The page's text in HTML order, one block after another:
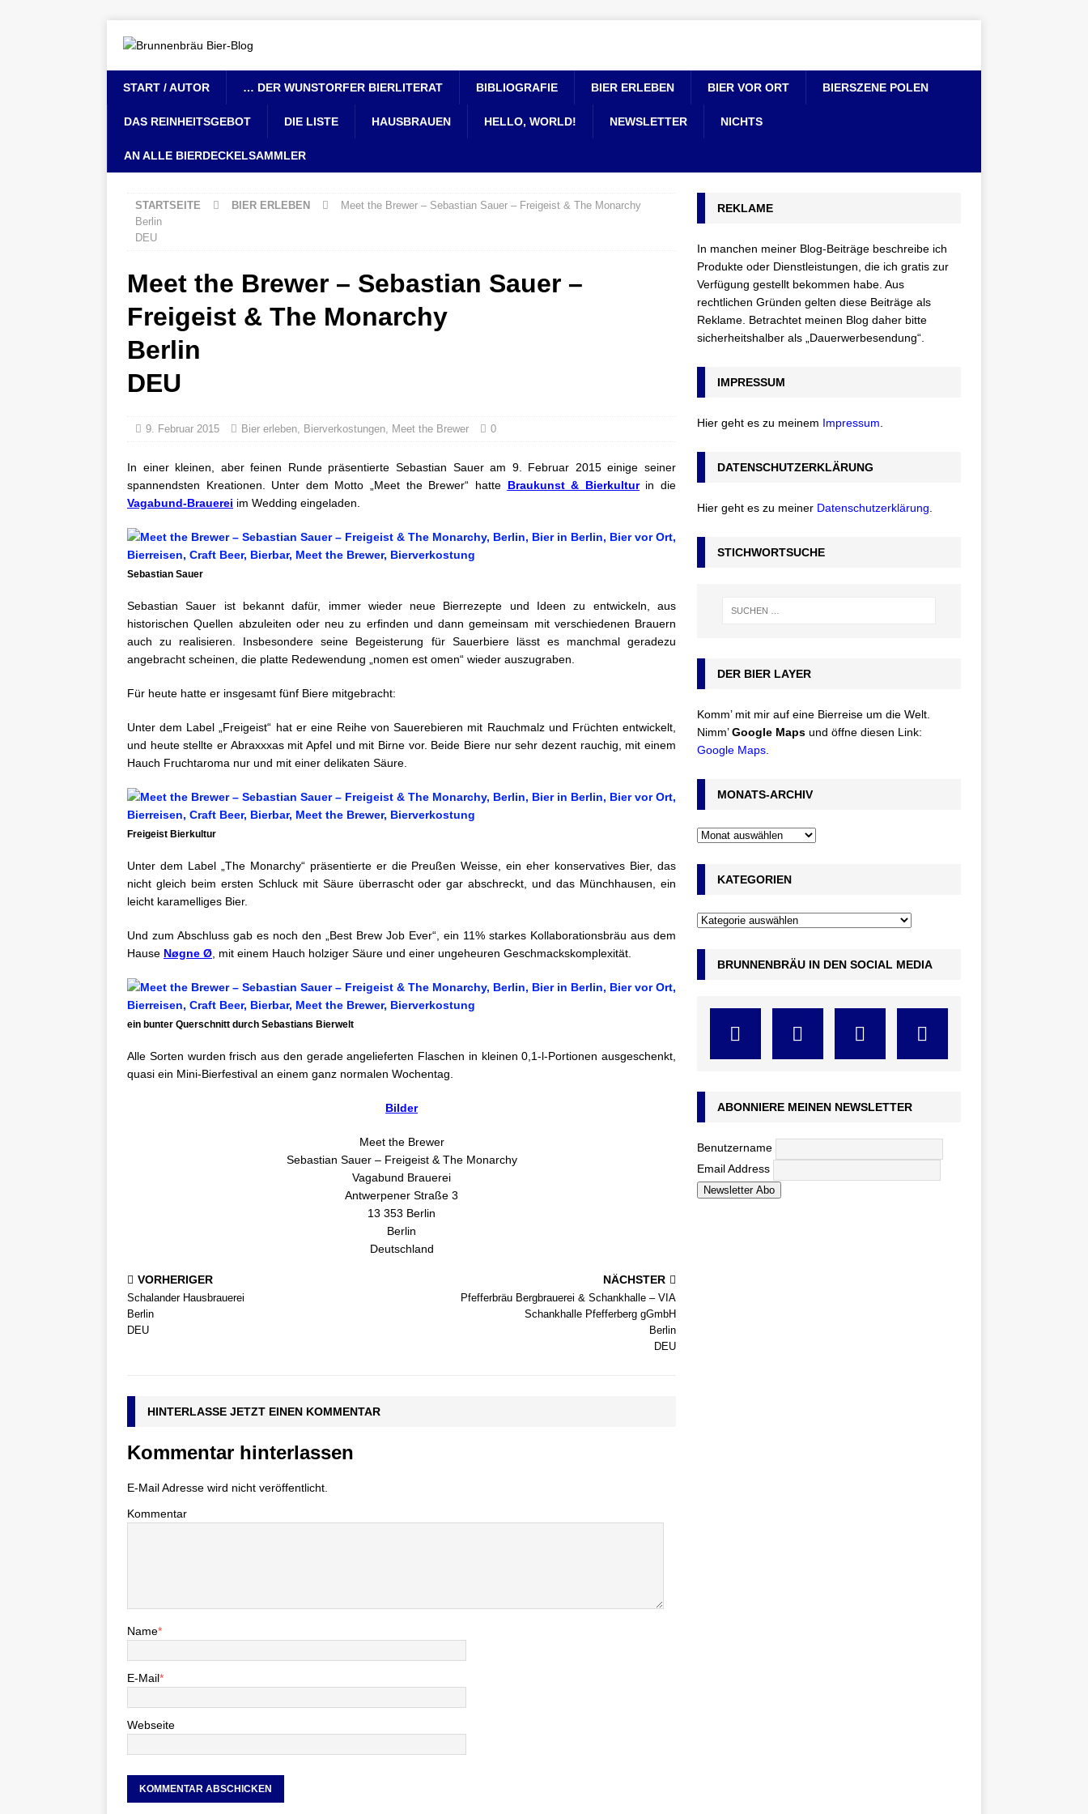
START / AUTOR … DER WUNSTORFER BIERLITERAT BIBLIOGRAFIE BIER ERLEBEN BIER VOR ORT BIERSZENE POLEN
DAS REINHEITSGEBOT DIE LISTE HAUSBRAUEN HELLO, WORLD! NEWSLETTER NICHTS
AN ALLE BIERDECKELSAMMLER
STARTSEITE BIER ERLEBEN
Meet the Brewer – Sebastian Sauer – Freigeist & The Monarchy
Berlin
DEU
Meet the Brewer – Sebastian Sauer –
Freigeist & The Monarchy
Berlin
DEU
9. Februar 2015 Bier erleben, Bierverkostungen, Meet the Brewer 0
In einer kleinen, aber feinen Runde präsentierte Sebastian Sauer am 9. Februar 2015 einige seiner
spannendsten Kreationen. Unter dem Motto „Meet the Brewer“ hatte Braukunst & Bierkulturin die
Vagabund-Brauerei im Wedding eingeladen.
Sebastian Sauer
Sebastian Sauer ist bekannt dafür, immer wieder neue Bierrezepte und Ideen zu entwickeln, aus
historischen Quellen abzuleiten oder neu zu erfinden und dann gemeinsam mit verschiedenen Brauern
auch zu realisieren. Insbesondere seine Begeisterung für Sauerbiere lässt es manchmal geradezu
angebracht scheinen, die platte Redewendung „nomen est omen“ wieder auszugraben.
Für heute hatte er insgesamt fünf Biere mitgebracht:
Unter dem Label „Freigeist“ hat er eine Reihe von Sauerebieren mit Rauchmalz und Früchten entwickelt,
und heute stellte er Abraxxxas mit Apfel und mit Birne vor. Beide Biere nur sehr dezent rauchig, mit einem
Hauch Fruchtaroma nur und mit einer delikaten Säure.
Freigeist Bierkultur
Unter dem Label „The Monarchy“ präsentierte er die Preußen Weisse, ein eher konservatives Bier, das
nicht gleich beim ersten Schluck mit Säure überrascht oder gar abschreckt, und das Münchhausen, ein
leicht karamelliges Bier.
Und zum Abschluss gab es noch den „Best Brew Job Ever“, ein 11% starkes Kollaborationsbräu aus dem
Hause Nøgne Ø , mit einem Hauch holziger Säure und einer ungeheuren Geschmackskomplexität.
ein bunter Querschnitt durch Sebastians Bierwelt
Alle Sorten wurden frisch aus den gerade angelieferten Flaschen in kleinen 0,1-l-Portionen ausgeschenkt,
quasi ein Mini-Bierfestival an einem ganz normalen Wochentag.
Bilder
Meet the Brewer
Sebastian Sauer – Freigeist & The Monarchy
Vagabund Brauerei
Antwerpener Straße 3
13 353 Berlin
Berlin
Deutschland
VORHERIGER
Schalander Hausbrauerei
Berlin
DEU
NÄCHSTER
Pfefferbräu Bergbrauerei & Schankhalle – VIA
Schankhalle Pfefferberg gGmbH
Berlin
DEU
HINTERLASSE JETZT EINEN KOMMENTAR
Kommentar hinterlassen
E-Mail Adresse wird nicht veröffentlicht.
Kommentar
Name*
E-Mail*
Webseite
REKLAME
In manchen meiner Blog-Beiträge beschreibe ich
Produkte oder Dienstleistungen, die ich gratis zur
Verfügung gestellt bekommen habe. Aus
rechtlichen Gründen gelten diese Beiträge als
Reklame. Betrachtet meinen Blog daher bitte
sicherheitshalber als „Dauerwerbesendung“.
IMPRESSUM
Hier geht es zu meinem Impressum
DATENSCHUTZERKLÄRUNG
Hier geht es zu meiner Datenschutzerklärung
STICHWORTSUCHE
DER BIER LAYER
Komm’ mit mir auf eine Bierreise um die Welt.
Nimm’Google Maps und öffne diesen Link:
Google Maps.
MONATS-ARCHIV
KATEGORIEN
BRUNNENBRÄU IN DEN SOCIAL MEDIA
ABONNIERE MEINEN NEWSLETTER
Benutzername
Email Address
Newsletter Abo